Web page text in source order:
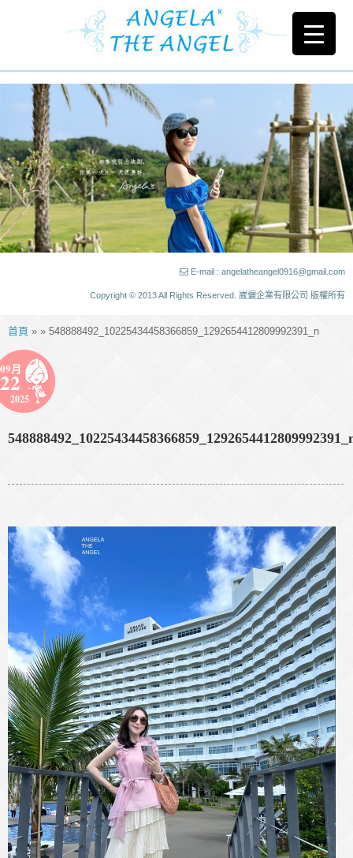
E-mail : angelatheangel0916@gmail.com
Copyright © 2013 All Rights Reserved. 崴儷企業有限公司 版權所有
首頁 » » 548888492_10225434458366859_1292654412809992391_n
09月
22
2025